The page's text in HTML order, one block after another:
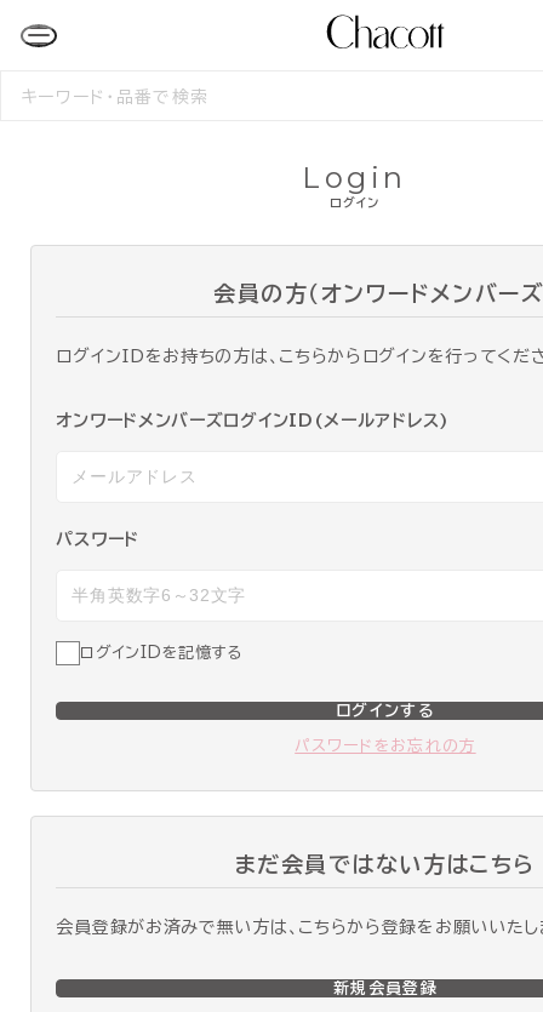
検
ログイン
Login
会員の方（オンワードメンバーズ
ログインIDをお持ちの方は、こちらからログインを行ってくだ
オンワードメンバーズログインID(メールアドレス)
パスワード
ログインIDを記憶する
ログインする
パスワードをお忘れの方
まだ会員ではない方はこちら
会員登録がお済みで無い方は、こちらから登録をお願いいたし
新規会員登録